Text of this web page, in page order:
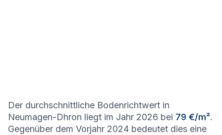
Der durchschnittliche Bodenrichtwert in
Neumagen-Dhron liegt im Jahr 2026 bei 79 €/m².
Gegenüber dem Vorjahr 2024 bedeutet dies eine